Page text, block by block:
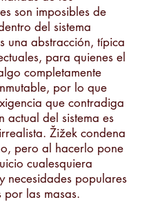
son imposibles de
del sistema
una abstracción, típica
para quienes el
completamente
por lo que
que contradiga
actual del sistema es
Žižek condena
pero al hacerlo pone
cualesquiera
necesidades populares
por las masas.